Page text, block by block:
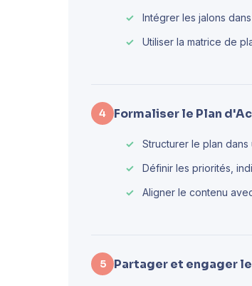
Intégrer les jalons
Utiliser la matrice de
4 Formaliser le Plan
Structurer le plan
Définir les priorités,
Aligner le contenu
5 Partager et engager